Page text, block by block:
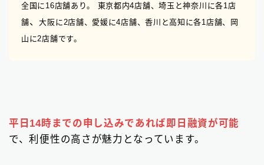
全国に16店舗あり。 東京都内4店舗、埼玉と神奈川 に各1店
舗、大阪に2店舗、愛媛に4店舗、香川と高知に各1店舗、岡
山に2店舗です。
平日14時までの申し込みであれば即日融資が可能
で、利便性の高さが魅力となっています。